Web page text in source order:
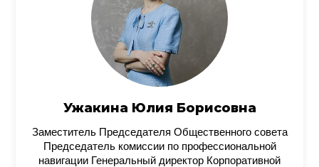
Ужакина Юлия Борисовна
Заместитель Председателя Общественного совета
Председатель комиссии по профессиональной
навигации Генеральный директор Корпоративной